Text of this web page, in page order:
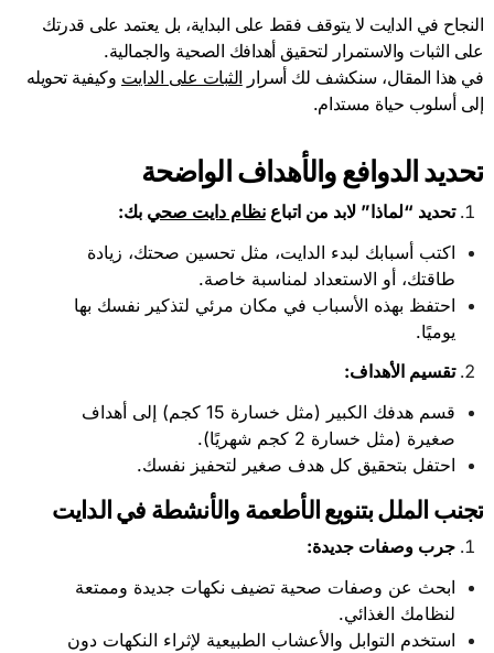
النجاح في الدايت لا يتوقف فقط على البداية، بل يعتمد على قدرتك
على الثبات والاستمرار لتحقيق أهدافك الصحية والجمالية.
في هذا المقال، سنكشف لك أسرار الثبات على الدايت وكيفية تحويله
إلى أسلوب حياة مستدام.
تحديد الدوافع والأهداف الواضحة
تحديد “لماذا” لابد من اتباعنظام دايت صحي بك:
اكتب أسبابك لبدء الدايت، مثل تحسين صحتك، زيادة
طاقتك، أو الاستعداد لمناسبة خاصة.
احتفظ بهذه الأسباب في مكان مرئي لتذكير نفسك بها
يوميًا.
تقسيم الأهداف:
قسم هدفك الكبير (مثل خسارة 15 كجم) إلى أهداف
صغيرة (مثل خسارة 2 كجم شهريًا).
احتفل بتحقيق كل هدف صغير لتحفيز نفسك.
تجنب الملل بتنويع الأطعمة والأنشطة في الدايت
جرب وصفات جديدة:
ابحث عن وصفات صحية تضيف نكهات جديدة وممتعة
لنظامك الغذائي.
استخدم التوابل والأعشاب الطبيعية لإثراء النكهات دون